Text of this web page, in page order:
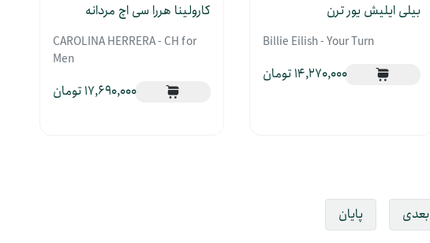
بیلی ایلیش یور ترن
Billie Eilish - Your Turn
14,270,000
کارولینا هررا سی اچ مردانه
CAROLINA HERRERA - CH for
Men
17,690,000
بعدی پایان